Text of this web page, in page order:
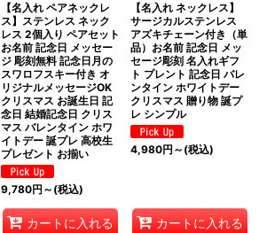
【名入れ ペアネックレ
ス】ステンレス ネック
レス 2個入り ペアセット
お名前 記念日 メッセー
ジ 彫刻無料 記念日月の
スワロフスキー付き オ
リジナルメッセージOK
クリスマス お誕生日 記
念日 結婚記念日 クリス
マス バレンタイン ホワ
イトデー 誕プレ 高校生
プレゼント お揃い
9,780円 ～ (税込)
カートに入れる
【名入れ ネックレス】
サージカルステンレス
アズキチェーン付き（単
品）お名前 記念日 メッ
セージ彫刻 名入れギフ
ト プレント 記念日 バレ
ンタイン ホワイトデー
クリスマス 贈り物 誕プ
レ シンプル
4,980円 ～ (税込)
カートに入れる